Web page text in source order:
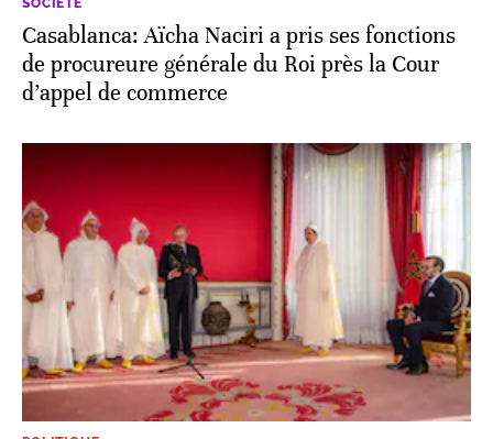
Casablanca: Aïcha Naciri a pris ses fonctions
de procureure générale du Roi près la Cour
d’appel de commerce